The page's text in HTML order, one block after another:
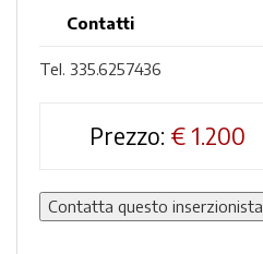
Contatti
Tel. 335.6257436
Prezzo: € 1.200
Contatta questo inserzionista